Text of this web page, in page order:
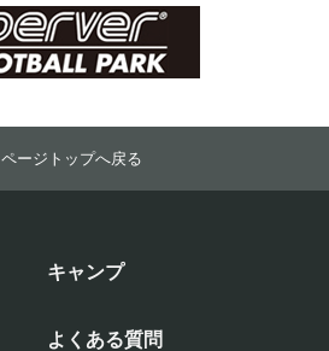
ページトップへ戻る
キャンプ
よくある質問